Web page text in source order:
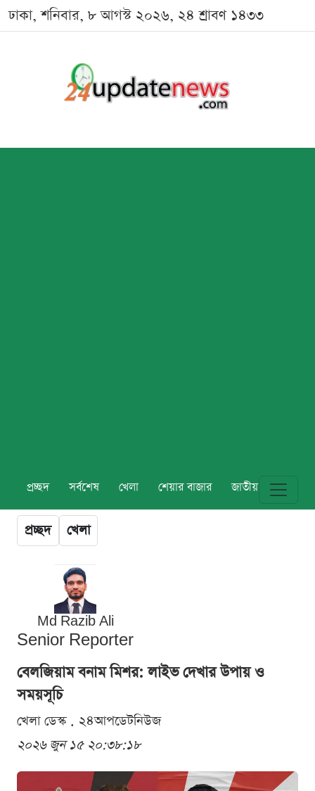
ঢাকা, শনিবার, ৮ আগস্ট ২০২৬, ২৪ শ্রাবণ ১৪৩৩
প্রচ্ছদ সর্বশেষ খেলা শেয়ার বাজার জাতীয় বিশ্ব
প্রচ্ছদ খেলা
Md Razib Ali
Senior Reporter
বেলজিয়াম বনাম মিশর: লাইভ দেখার উপায় ও
সময়সূচি
খেলা ডেস্ক . ২৪আপডেটনিউজ
২০২৬ জুন ১৫ ২০:৩৮:১৮